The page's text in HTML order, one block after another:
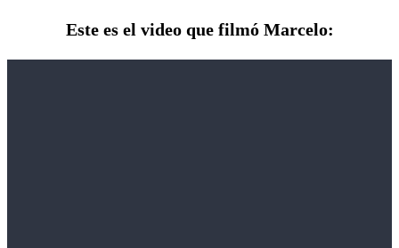
Este es el video que filmó Marcelo: